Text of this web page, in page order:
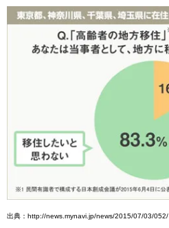
出典：http://news.mynavi.jp/news/2015/07/03/052/